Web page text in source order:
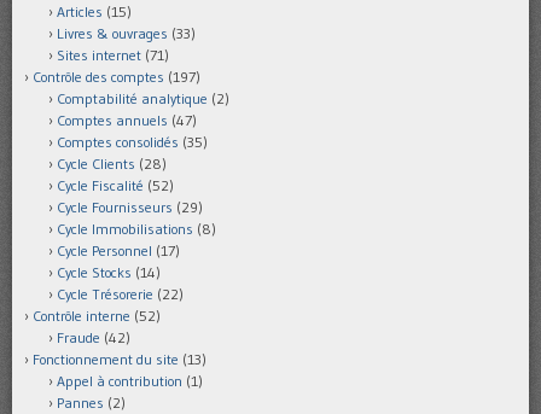
Articles (15)
Livres & ouvrages (33)
Sites internet (71)
Contrôle des comptes (197)
Comptabilité analytique (2)
Comptes annuels (47)
Comptes consolidés (35)
Cycle Clients (28)
Cycle Fiscalité (52)
Cycle Fournisseurs (29)
Cycle Immobilisations (8)
Cycle Personnel (17)
Cycle Stocks (14)
Cycle Trésorerie (22)
Contrôle interne (52)
Fraude (42)
Fonctionnement du site (13)
Appel à contribution (1)
Pannes (2)